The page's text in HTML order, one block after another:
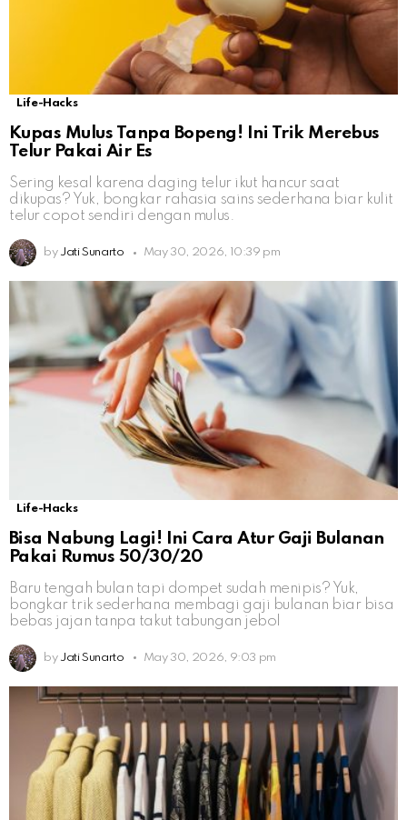
Life-Hacks
Kupas Mulus Tanpa Bopeng! Ini Trik Merebus
Telur Pakai Air Es
Sering kesal karena daging telur ikut hancur saat
dikupas? Yuk, bongkar rahasia sains sederhana biar kulit
telur copot sendiri dengan mulus.
by Jati Sunarto May 30, 2026, 10:39 pm
Life-Hacks
Bisa Nabung Lagi! Ini Cara Atur Gaji Bulanan
Pakai Rumus 50/30/20
Baru tengah bulan tapi dompet sudah menipis? Yuk,
bongkar trik sederhana membagi gaji bulanan biar bisa
bebas jajan tanpa takut tabungan jebol
by Jati Sunarto May 30, 2026, 9:03 pm